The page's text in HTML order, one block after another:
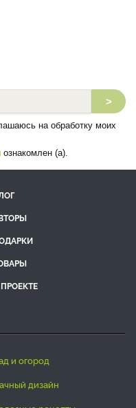
>
на обработку моих
ознакомлен (а).
и огород
дачный дизайн